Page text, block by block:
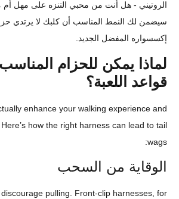
الروتيني - هل أنت من محبي التنزه على مهل
سيضمن لك النمط المناسب أن كلبك لا يرتدي
إكسسواره المفضل الجديد.
لماذا يمكن للحزام
قواعد اللعبة؟
enhance your walking experience and
how the right harness can lead to tail
wags:
الوقاية من السحب
pulling. Front-clip harnesses, for